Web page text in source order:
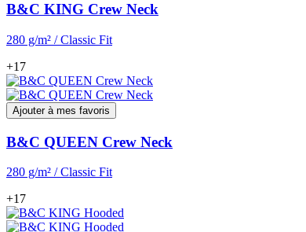
B&C KING Crew Neck
280 g/m² / Classic Fit
+17
Ajouter à mes favoris
B&C QUEEN Crew Neck
280 g/m² / Classic Fit
+17